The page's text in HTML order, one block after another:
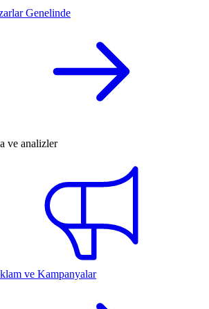
Genelinde
ve analizler
ve Kampanyalar